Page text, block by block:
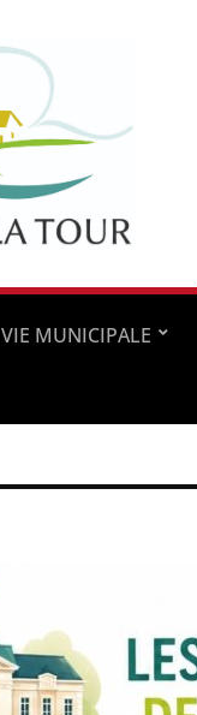
VIE MUNICIPALE